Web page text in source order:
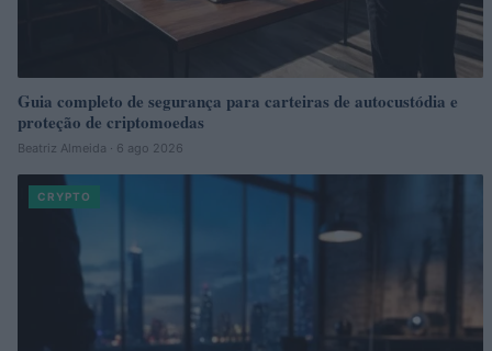
Guia completo de segurança para carteiras de autocustódia e
proteção de criptomoedas
Beatriz Almeida · 6 ago 2026
CRYPTO